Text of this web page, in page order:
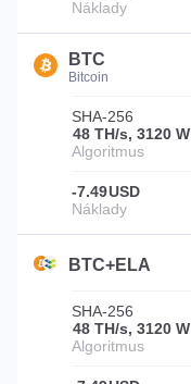
BTC
Bitcoin
SHA-256
48 TH/s, 3120 W
-7.49USD
BTC+ELA
SHA-256
48 TH/s, 3120 W